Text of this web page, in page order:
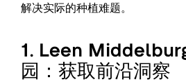
解决实际的种植难题。
1. Leen
园：获取前沿洞察